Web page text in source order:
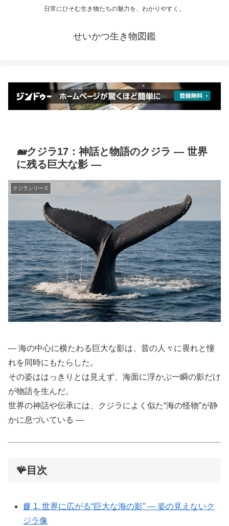
日常にひそむ生き物たちの魅力を、わかりやすく。
せいかつ生き物図鑑
🐋クジラ17：神話と物語のクジラ ― 世界
に残る巨大な影 ―
クジラシリーズ
― 海の中心に横たわる巨大な影は、昔の人々に畏れと憧
れを同時にもたらした。
その姿ははっきりとは見えず、海面に浮かぶ一瞬の影だけ
が物語を生んだ。
世界の神話や伝承には、クジラによく似た“海の怪物”が静
かに息づいている ―
🪸目次
📘 1. 世界に広がる“巨大な海の影” ― 姿の見えないク
ジラ像